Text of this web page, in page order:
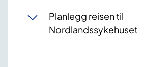
Planlegg reisen til
Nordlandssykehuset